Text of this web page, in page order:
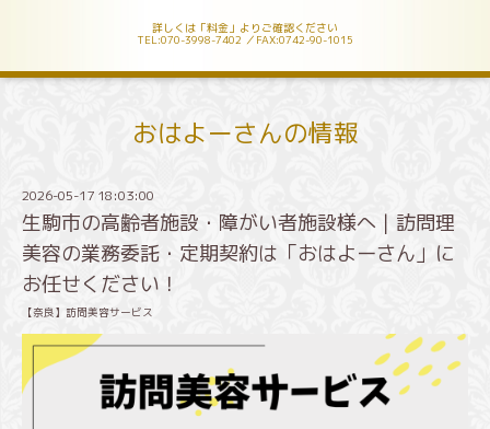
詳しくは「料金」よりご確認ください
TEL:070-3998-7402 ／FAX:0742-90-1015
おはよーさんの情報
2026-05-17 18:03:00
生駒市の高齢者施設・障がい者施設様へ｜訪問理
美容の業務委託・定期契約は「おはよーさん」に
お任せください！
【奈良】訪問美容サービス